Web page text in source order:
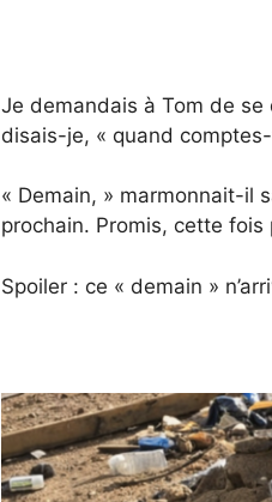
Je demandais à Tom de
disais-je, « quand
« Demain, » marmonnait-il
prochain. Promis, cette fois
Spoiler : ce « demain »